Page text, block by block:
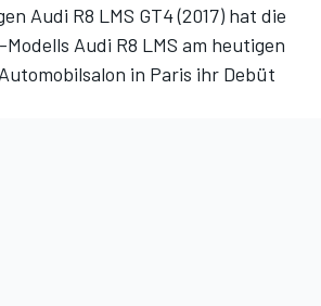
Audi R8 LMS GT4 (2017) hat die
Audi R8 LMS am heutigen
in Paris ihr Debüt